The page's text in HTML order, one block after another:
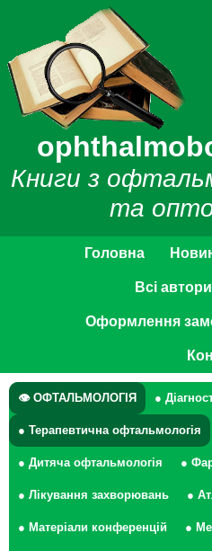
Книги з
та
Головна
Всі автори
Оформлення
👁 ОФТАЛЬМОЛОГІЯ ●
● Терапевтична офтальмологія
● Дитяча офтальмологія ●
● Лікування захворювань ●
● Матеріали конференцій ●